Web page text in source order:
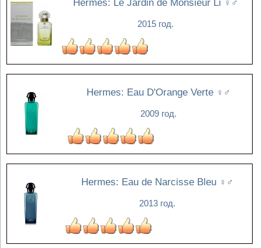
Hermes: Le Jardin de Monsieur Li ♀♂
2015 год.
Hermes: Eau D'Orange Verte ♀♂
2009 год.
Hermes: Eau de Narcisse Bleu ♀♂
2013 год.